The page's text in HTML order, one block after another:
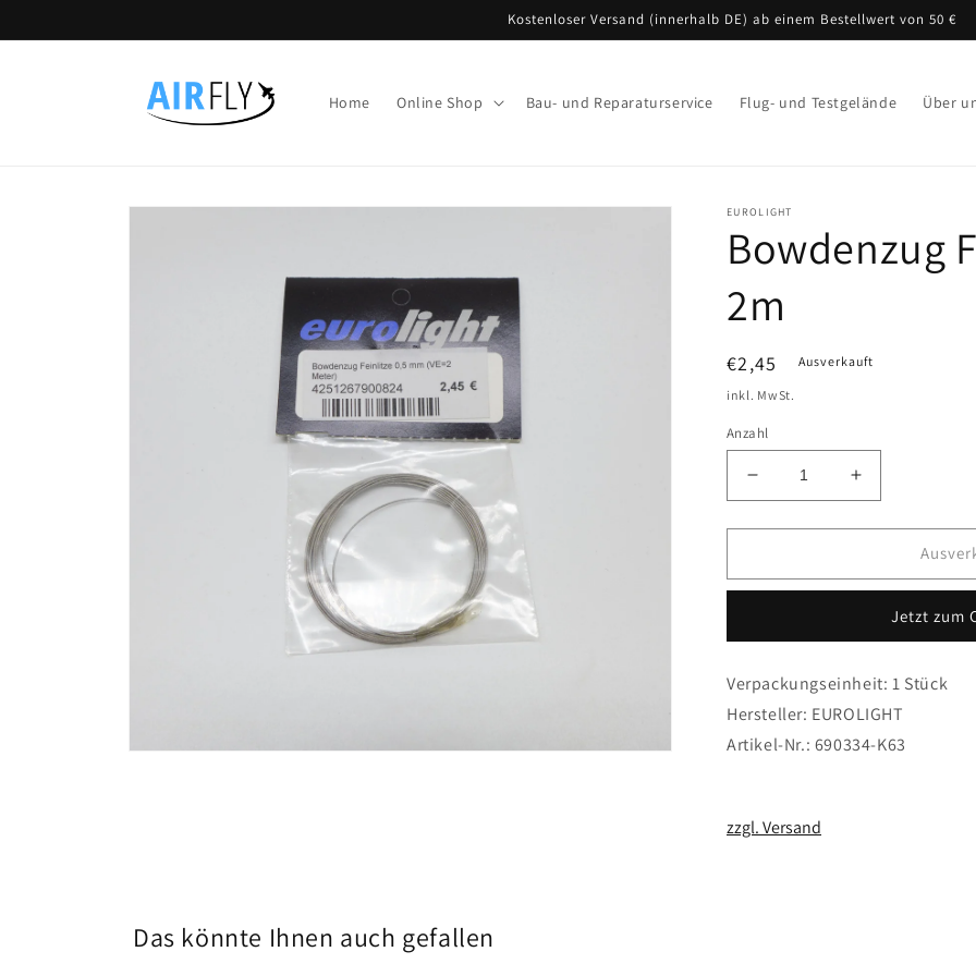
Inhalt
Kostenloser Versand (innerhalb DE) ab einem Bestellwert von 50 €
Home Online Shop Bau- und Reparaturservice Flug- und Testgelände Über
Zu
EUROLIGHT
Bowdenzug
2m
Normaler
Preis
€2,45 Ausverkauft
inkl. MwSt.
Anzahl
Verringere
die
Menge
Bowdenzug
2m
Erhöhe
die
Menge
Bowdenzug
0.5mm,
2m
Jetzt zum
Verpackungseinheit: 1 Stück
Hersteller: EUROLIGHT
Artikel-Nr.: 690334-K63
zzgl. Versand
Das könnte Ihnen auch gefallen